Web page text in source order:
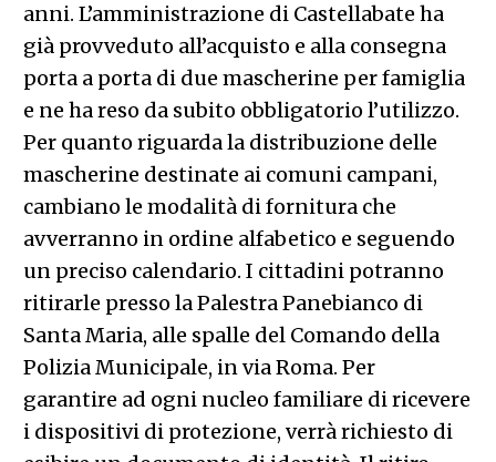
anni. L’amministrazione di Castellabate ha
già provveduto all’acquisto e alla consegna
porta a porta di due mascherine per famiglia
e ne ha reso da subito obbligatorio l’utilizzo.
Per quanto riguarda la distribuzione delle
mascherine destinate ai comuni campani,
cambiano le modalità di fornitura che
avverranno in ordine alfabetico e seguendo
un preciso calendario. I cittadini potranno
ritirarle presso la Palestra Panebianco di
Santa Maria, alle spalle del Comando della
Polizia Municipale, in via Roma. Per
garantire ad ogni nucleo familiare di ricevere
i dispositivi di protezione, verrà richiesto di